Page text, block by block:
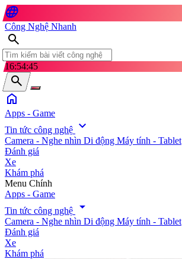
language
Công Nghệ Nhanh
search
16:54:48
search
home
Apps - Game
Tin tức công nghệ expand_more
Camera - Nghe nhìn Di động Máy tính - Tablet
Đánh giá
Xe
Khám phá
search
Menu Chính
Apps - Game
Tin tức công nghệ
arrow_drop_down
Camera - Nghe nhìn Di động Máy tính - Tablet
Đánh giá
Xe
Khám phá